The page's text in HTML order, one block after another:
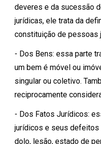
deveres e da sucessão
jurídicas, ele trata da
constituição de pessoas
- Dos Bens: essa parte
um bem é móvel ou
singular ou coletivo.
reciprocamente
- Dos Fatos Jurídicos:
jurídicos e seus defeitos
dolo, lesão, estado de